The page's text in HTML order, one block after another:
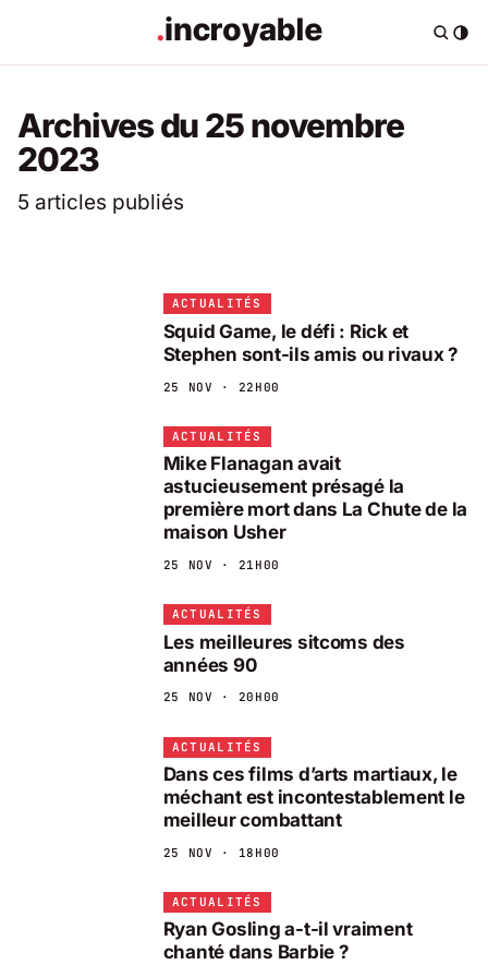
Archives du 25 novembre
2023
5 articles publiés
ACTUALITÉS
Squid Game, le défi : Rick et
Stephen sont-ils amis ou rivaux ?
25 NOV · 22H00
ACTUALITÉS
Mike Flanagan avait
astucieusement présagé la
première mort dans La Chute de la
maison Usher
25 NOV · 21H00
ACTUALITÉS
Les meilleures sitcoms des
années 90
25 NOV · 20H00
ACTUALITÉS
Dans ces films d’arts martiaux, le
méchant est incontestablement le
meilleur combattant
25 NOV · 18H00
ACTUALITÉS
Ryan Gosling a-t-il vraiment
chanté dans Barbie ?